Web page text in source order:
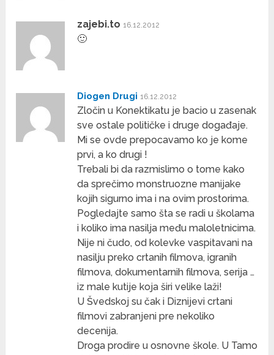
zajebi.to 16.12.2012
🙂
Diogen Drugi 16.12.2012
Zločin u Konektikatu je bacio u zasenak
sve ostale političke i druge događaje.
Mi se ovde prepocavamo ko je kome
prvi, a ko drugi !
Trebali bi da razmislimo o tome kako
da sprečimo monstruozne manijake
kojih sigurno ima i na ovim prostorima.
Pogledajte samo šta se radi u školama
i koliko ima nasilja među maloletnicima.
Nije ni čudo, od kolevke vaspitavani na
nasilju preko crtanih filmova, igranih
filmova, dokumentarnih filmova, serija …
iz male kutije koja širi velike laži!
U Švedskoj su čak i Diznijevi crtani
filmovi zabranjeni pre nekoliko
decenija.
Droga prodire u osnovne škole. U Tamo